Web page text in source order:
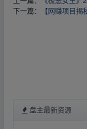
下一篇：
【网赚项目
盘主最新资源